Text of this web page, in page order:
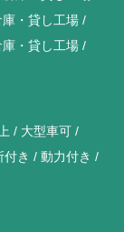
・貸し工場
・貸し工場
大型車可
付き 動力付き